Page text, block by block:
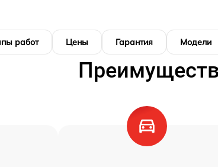
работ Цены Гарантия Модели